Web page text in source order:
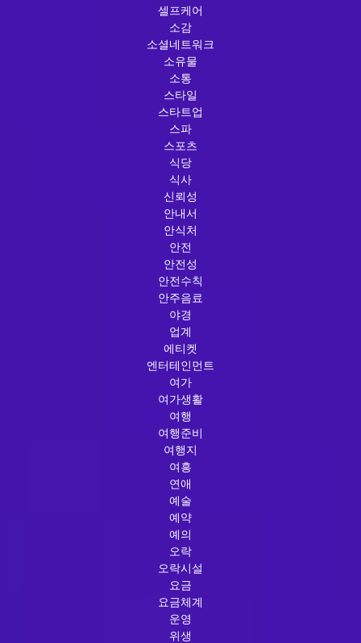
셀프케어
소감
소셜네트워크
소유물
소통
스타일
스타트업
스파
스포츠
식당
식사
신뢰성
안내서
안식처
안전
안전성
안전수칙
안주음료
야경
업계
에티켓
엔터테인먼트
여가
여가생활
여행
여행준비
여행지
여흥
연애
예술
예약
예의
오락
오락시설
요금
요금체계
운영
위생